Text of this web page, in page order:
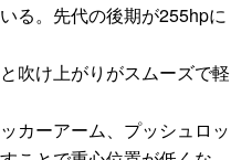
る。先代の後期が255hpに
吹け上がりがスムーズで軽
カーアーム、プッシュロッ